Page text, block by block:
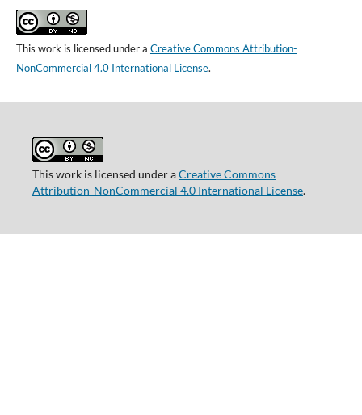
This work is licensed under a Creative Commons Attribution-
NonCommercial 4.0 International License.
This work is licensed under aCreative Commons
Attribution-NonCommercial 4.0 International License.